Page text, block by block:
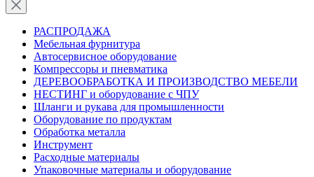
РАСПРОДАЖА
Мебельная фурнитура
Автосервисное оборудование
Компрессоры и пневматика
ДЕРЕВООБРАБОТКА И ПРОИЗВОДСТВО МЕБЕЛИ
НЕСТИНГ и оборудование с ЧПУ
Шланги и рукава для промышленности
Оборудование по продуктам
Обработка металла
Инструмент
Расходные материалы
Упаковочные материалы и оборудование